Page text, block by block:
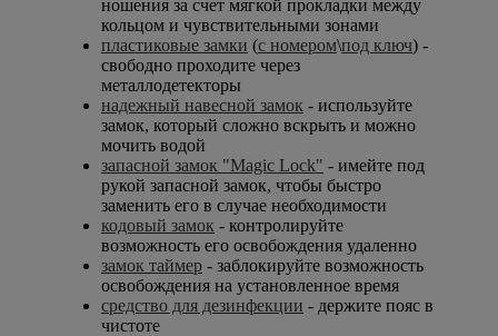
ношения за счет мягкой прокладки между
кольцом и чувствительными зонами
пластиковые замки (с номером\под ключ) -
свободно проходите через
металлодетекторы
надежный навесной замок - используйте
замок, который сложно вскрыть и можно
мочить водой
запасной замок "Magic Lock" - имейте под
рукой запасной замок, чтобы быстро
заменить его в случае необходимости
кодовый замок - контролируйте
возможность его освобождения удаленно
замок таймер - заблокируйте возможность
освобождения на установленное время
средство для дезинфекции - держите пояс в
чистоте